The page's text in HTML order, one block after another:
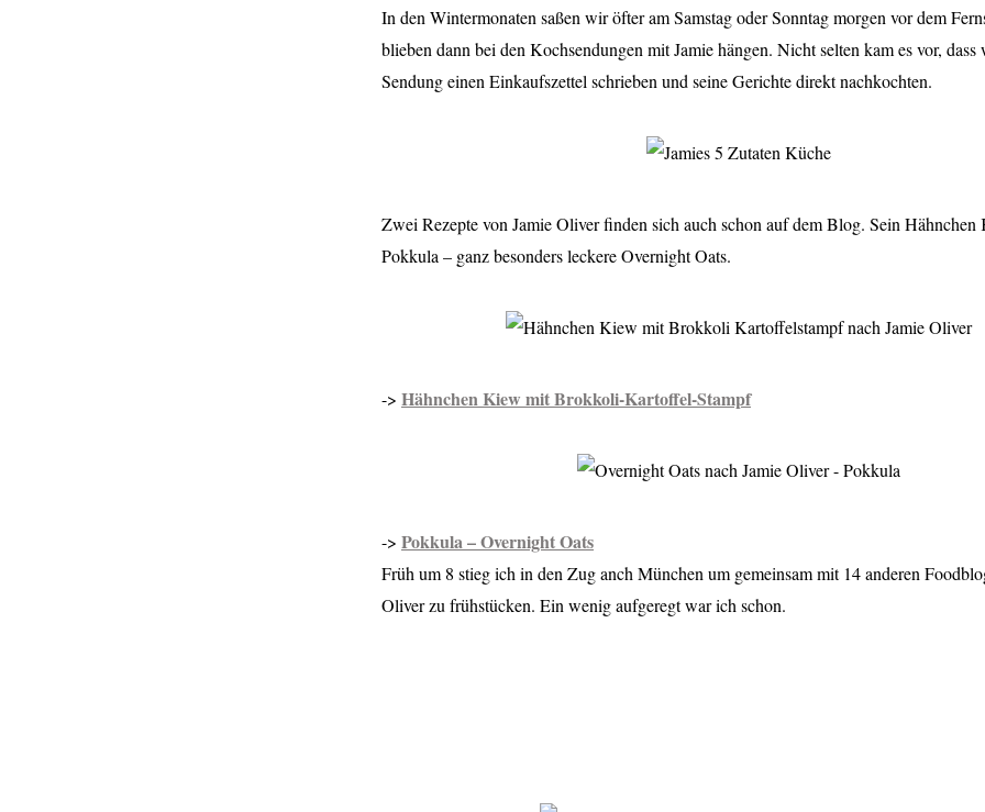
In den Wintermonaten saßen wir öfter am Samstag oder Sonntag morgen vor dem
blieben dann bei den Kochsendungen mit Jamie hängen. Nicht selten kam es vor,
Sendung einen Einkaufszettel schrieben und seine Gerichte direkt nachkochten.
Zwei Rezepte von Jamie Oliver finden sich auch schon auf dem Blog. Sein Hähnchen
Pokkula – ganz besonders leckere Overnight Oats.
-> Hähnchen Kiew mit Brokkoli-Kartoffel-Stampf
-> Pokkula – Overnight Oats
Früh um 8 stieg ich in den Zug anch München um gemeinsam mit 14 anderen
Oliver zu frühstücken. Ein wenig aufgeregt war ich schon.